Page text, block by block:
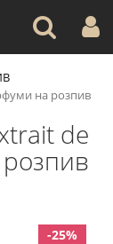
на розпив
de
-25%